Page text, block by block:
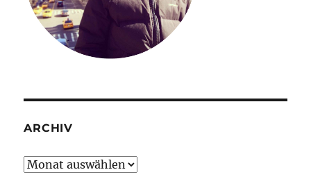
ARCHIV
Archiv